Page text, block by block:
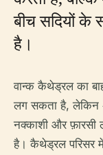
बीच सदियों के
है।
वान्क कैथेड्रल का
लग सकता है, लेकिन
नक्काशी और फ़ारसी
है। कैथेड्रल परिसर